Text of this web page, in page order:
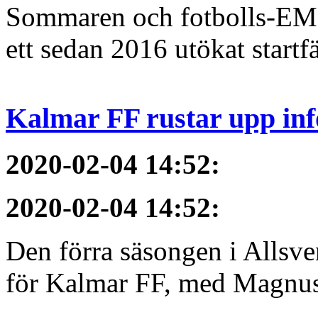
Sommaren och fotbolls-
ett sedan 2016 utökat
Kalmar FF rustar upp
2020-02-04 14:52:
2020-02-04 14:52:
Den förra säsongen i
för Kalmar FF, med